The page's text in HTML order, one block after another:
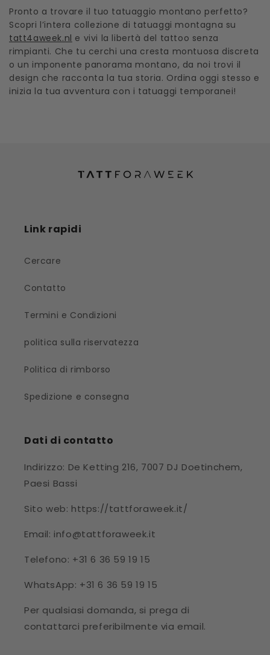
Pronto a trovare il tuo tatuaggio montano perfetto?
Scopri l’intera collezione di tatuaggi montagna su
tatt4aweek.nl e vivi la libertà del tattoo senza
rimpianti. Che tu cerchi una cresta montuosa discreta
o un imponente panorama montano, da noi trovi il
design che racconta la tua storia. Ordina oggi stesso e
inizia la tua avventura con i tatuaggi temporanei!
Link rapidi
Cercare
Contatto
Termini e Condizioni
politica sulla riservatezza
Politica di rimborso
Spedizione e consegna
Dati di contatto
Indirizzo: De Ketting 216, 7007 DJ Doetinchem,
Paesi Bassi
Sito web: https://tattforaweek.it/
Email: info@tattforaweek.it
Telefono: +31 6 36 59 19 15
WhatsApp: +31 6 36 59 19 15
Per qualsiasi domanda, si prega di
contattarci preferibilmente via email.